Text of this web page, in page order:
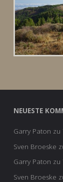
NEUESTE
Garry Paton zu
Sven Broeske
Garry Paton zu
Sven Broeske